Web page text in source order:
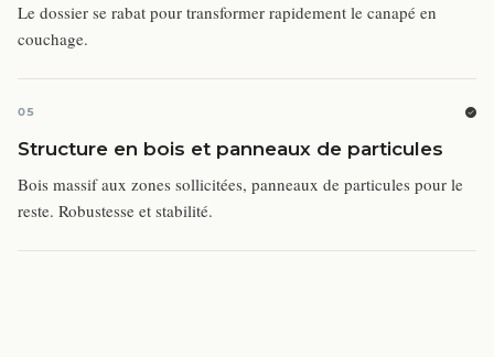
Le dossier se rabat pour transformer rapidement le canapé en
couchage.
05
Structure en bois et panneaux de particules
Bois massif aux zones sollicitées, panneaux de particules pour le
reste. Robustesse et stabilité.